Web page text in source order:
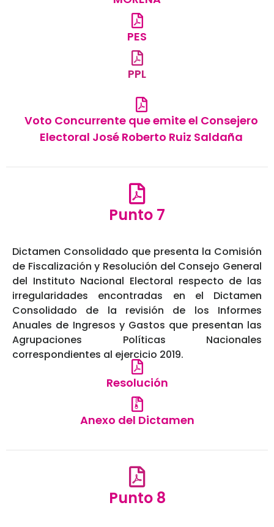
PES
PPL
Voto Concurrente que emite el Consejero
Electoral José Roberto Ruiz Saldaña
Punto 7
Dictamen Consolidado que presenta la Comisión
de Fiscalización y Resolución del Consejo General
del Instituto Nacional Electoral respecto de las
irregularidades encontradas en el Dictamen
Consolidado de la revisión de los Informes
Anuales de Ingresos y Gastos que presentan las
Agrupaciones Políticas Nacionales
correspondientes al ejercicio 2019.
Resolución
Anexo del Dictamen
Punto 8